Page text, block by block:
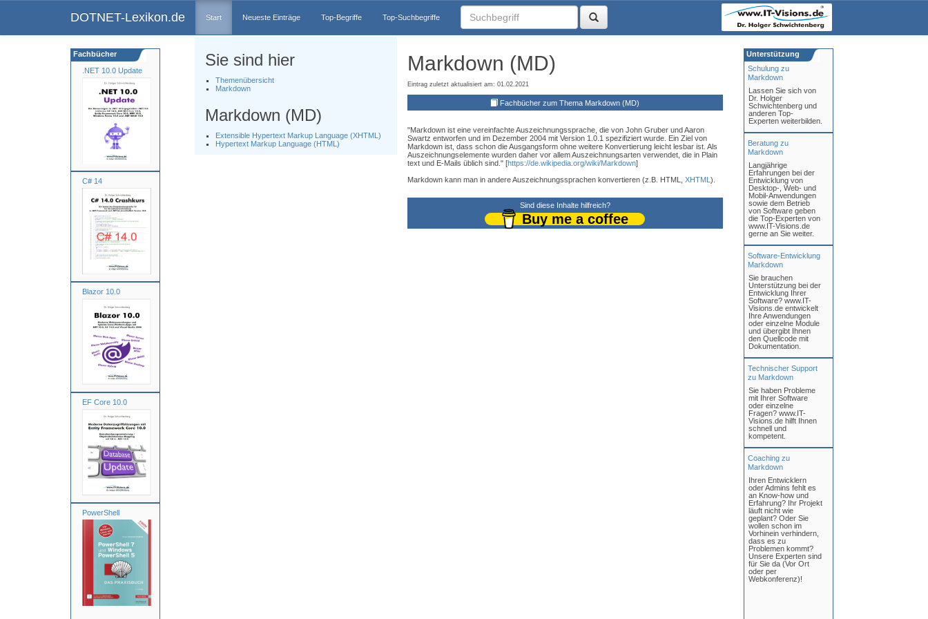
DOTNET-Lexikon.de Start Neueste Einträge Top-Begriffe Top-Suchbegriffe
.NET 10.0 Update
C# 14
Blazor 10.0
EF Core 10.0
PowerShell
Fachbücher Sie sind hier
Themenübersicht
Markdown
Markdown (MD)
Extensible Hypertext Markup Language (XHTML)
Hypertext Markup Language (HTML)
Markdown (MD)
Eintrag zuletzt aktualisiert am: 01.02.2021
Fachbücher zum Thema Markdown (MD)
"Markdown ist eine vereinfachte Auszeichnungssprache, die von John Gruber und Aaron
Swartz entworfen und im Dezember 2004 mit Version 1.0.1 spezifiziert wurde. Ein Ziel von
Markdown ist, dass schon die Ausgangsform ohne weitere Konvertierung leicht lesbar ist. Als
Auszeichnungselemente wurden daher vor allem Auszeichnungsarten verwendet, die in Plain
text und E-Mails üblich sind." [https://de.wikipedia.org/wiki/Markdown]
Markdown kann man in andere Auszeichnungssprachen konvertieren (z.B. HTML, XHTML ).
Sind diese Inhalte hilfreich?
Buy me a coffee
Schulung zu
Markdown
Lassen Sie sich von
Dr. Holger
Schwichtenberg und
anderen Top-
Experten weiterbilden.
Beratung zu
Markdown
Langjährige
Erfahrungen bei der
Entwicklung von
Desktop-, Web- und
Mobil-Anwendungen
sowie dem Betrieb
von Software geben
die Top-Experten von
www.IT-Visions.de
gerne an Sie weiter.
Software-Entwicklung
Markdown
Sie brauchen
Unterstützung bei der
Entwicklung Ihrer
Software? www.IT-
Visions.de entwickelt
Ihre Anwendungen
oder einzelne Module
und übergibt Ihnen
den Quellcode mit
Dokumentation.
Technischer Support
zu Markdown
Sie haben Probleme
mit Ihrer Software
oder einzelne
Fragen? www.IT-
Visions.de hilft Ihnen
schnell und
kompetent.
Coaching zu
Markdown
Ihren Entwicklern
oder Admins fehlt es
an Know-how und
Erfahrung? Ihr Projekt
läuft nicht wie
geplant? Oder Sie
wollen schon im
Vorhinein verhindern,
dass es zu
Problemen kommt?
Unsere Experten sind
für Sie da (Vor Ort
oder per
Webkonferenz)!
Unterstützung